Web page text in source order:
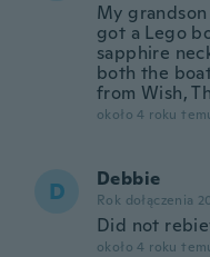
My
got a Lego
sapphire
both the
from Wish,
około 4 roku
D Debbie
Rok dołączenia
Did not
około 4 roku